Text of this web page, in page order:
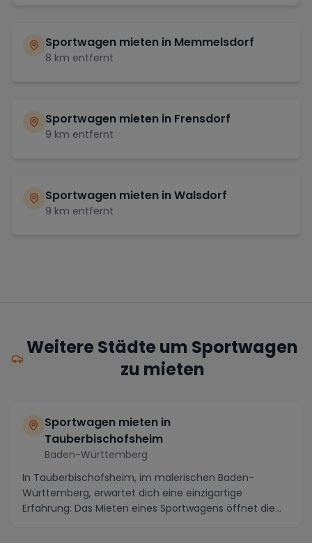
Sportwagen mieten in Memmelsdorf
8 km entfernt
Sportwagen mieten in Frensdorf
9 km entfernt
Sportwagen mieten inWalsdorf
9 km entfernt
Weitere Städte um Sportwagen
zu mieten
Sportwagen mieten in
Tauberbischofsheim
Baden-Württemberg
In Tauberbischofsheim, im malerischen Baden-
Württemberg, erwartet dich eine einzigartige
Erfahrung: Das Mieten eines Sportwagens öffnet die